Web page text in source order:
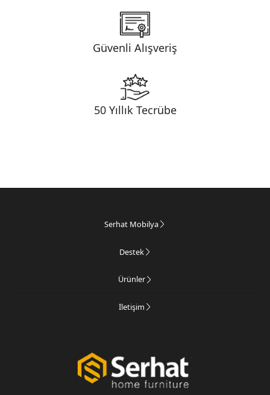
Güvenli Alışveriş
50 Yıllık Tecrübe
Serhat Mobilya
Destek
Ürünler
İletişim